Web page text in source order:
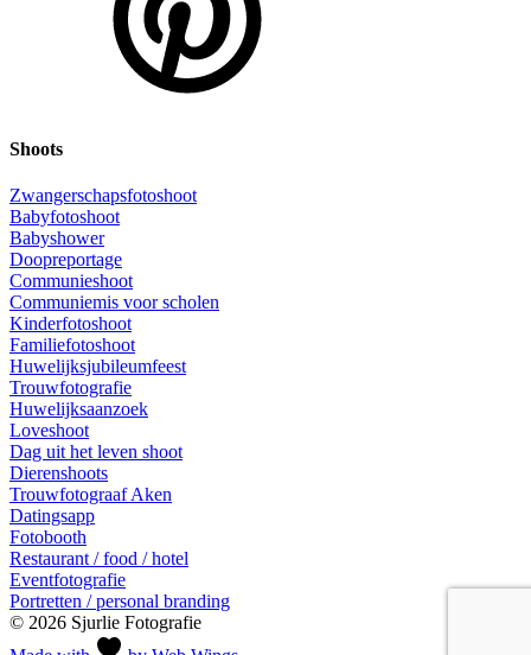
Shoots
Zwangerschapsfotoshoot
Babyfotoshoot
Babyshower
Doopreportage
Communieshoot
Communiemis voor scholen
Kinderfotoshoot
Familiefotoshoot
Huwelijksjubileumfeest
Trouwfotografie
Huwelijksaanzoek
Loveshoot
Dag uit het leven shoot
Dierenshoots
Trouwfotograaf Aken
Datingsapp
Fotobooth
Restaurant / food / hotel
Eventfotografie
Portretten / personal branding
© 2026 Sjurlie Fotografie